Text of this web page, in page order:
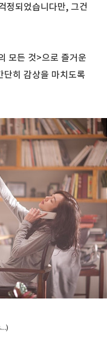
정되었습니다만, 그건
모든 것>으로 즐거운
단히 감상을 마치도록